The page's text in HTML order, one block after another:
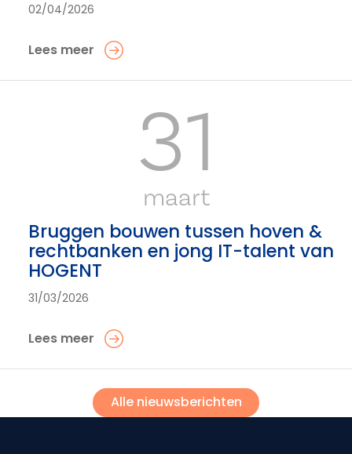
02/04/2026
Lees meer
31
maart
Bruggen bouwen tussen hoven &
rechtbanken en jong IT-talent van
HOGENT
31/03/2026
Lees meer
Alle nieuwsberichten